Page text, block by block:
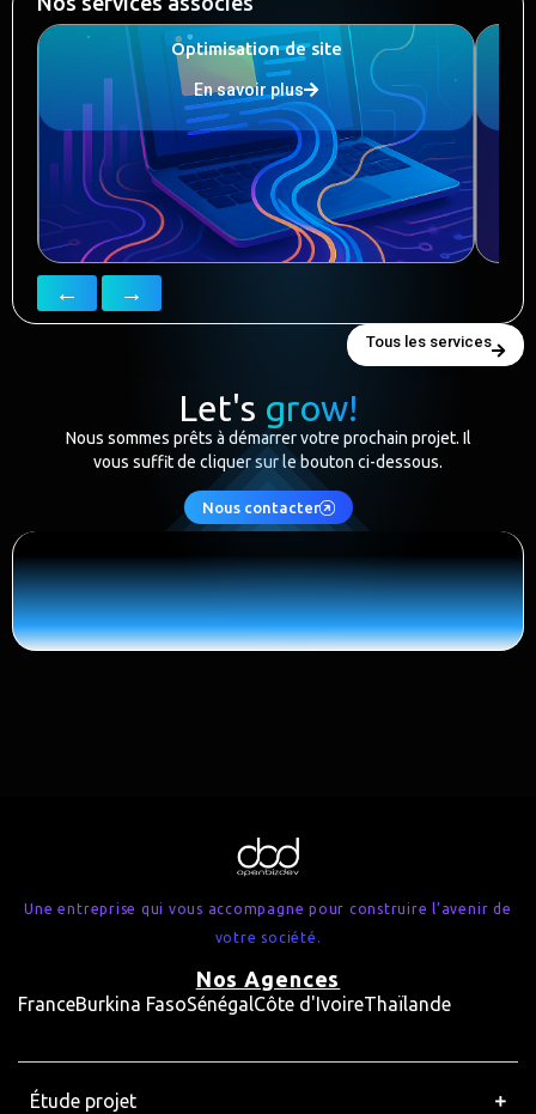
Optimisation de site
En savoir plus
← →
Tous les services
Let's grow!
Nous sommes prêts à démarrer votre prochain projet. Il
vous suffit de cliquer sur le bouton ci-dessous.
Nous contacter
Une entreprise qui vous accompagne pour construire l’avenir de
votre société.
Nos Agences
FranceBurkina FasoSénégalCôte d'IvoireThaïlande
Étude projet